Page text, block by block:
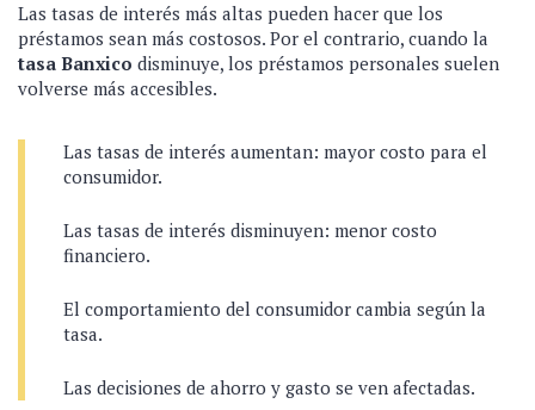
Las tasas de interés más altas pueden hacer que los
préstamos sean más costosos. Por el contrario, cuando la
tasa Banxico disminuye, los préstamos personales suelen
volverse más accesibles.
Las tasas de interés aumentan: mayor costo para el
consumidor.
Las tasas de interés disminuyen: menor costo
financiero.
El comportamiento del consumidor cambia según la
tasa.
Las decisiones de ahorro y gasto se ven afectadas.